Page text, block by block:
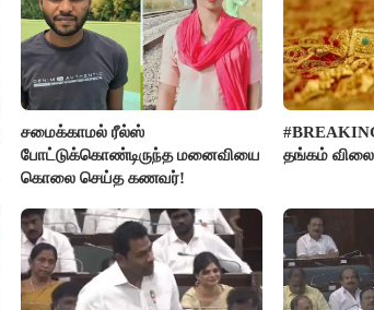
சமைக்காமல் ரீல்ஸ்
போட்டுக்கொண்டிருந்த மனைவியை
கொலை செய்த கணவர்!
தங்கம் விலை!